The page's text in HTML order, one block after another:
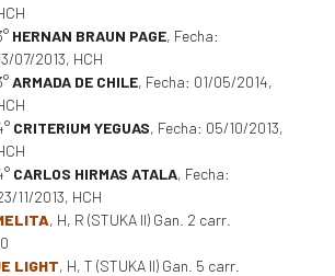
HERNAN BRAUN PAGE, Fecha:
07/2013, HCH
ARMADA DE CHILE, Fecha: 01/05/2014,
CRITERIUM YEGUAS, Fecha: 05/10/2013,
CARLOS HIRMAS ATALA, Fecha:
11/2013, HCH
, H, R (STUKA II) Gan. 2 carr.
LIGHT, H, T (STUKA II) Gan. 5 carr.